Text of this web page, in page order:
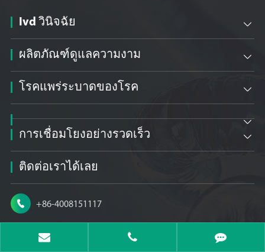
Ivd วินิจฉัย 
ผลิตภัณฑ์ดูแลความงาม 
โรคแพร่ระบาดของโรค 

การเชื่อมโยงอย่างรวดเร็ว 
ติดต่อเราได้เลย
 +86-4008151117
sales@hotgen.com.cn